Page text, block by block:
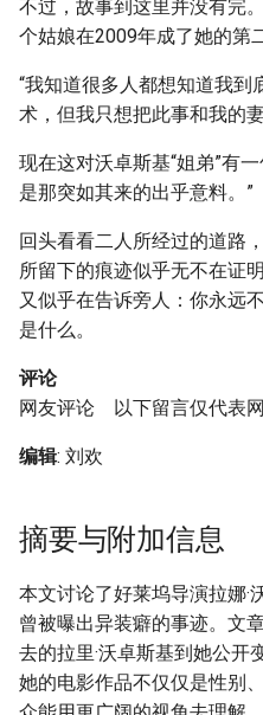
不过，故事到这里并没有完
个姑娘在2009年成了她的第
“我知道很多人都想知道我
术，但我只想把此事和我的
现在这对沃卓斯基“姐弟”有
是那突如其来的出乎意料。”
回头看看二人所经过的道路
所留下的痕迹似乎无不在证
又似乎在告诉旁人：你永远
是什么。
评论
网友评论 以下留言仅代表
编辑: 刘欢
摘要与附加信息
本文讨论了好莱坞导演拉娜·
曾被曝出异装癖的事迹。文
去的拉里·沃卓斯基到她公开
她的电影作品不仅仅是性别